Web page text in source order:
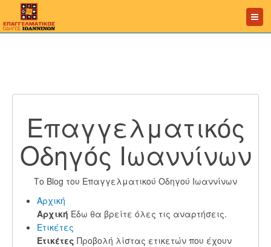
Επαγγελματικός
Οδηγός Ιωαννίνων
Το Blog του Επαγγελματικού Οδηγού Ιωαννίνων
Αρχική
Αρχική Εδω θα βρείτε όλες τις αναρτήσεις.
Ετικέτες
Ετικέτες Προβολή λίστας ετικετών που έχουν